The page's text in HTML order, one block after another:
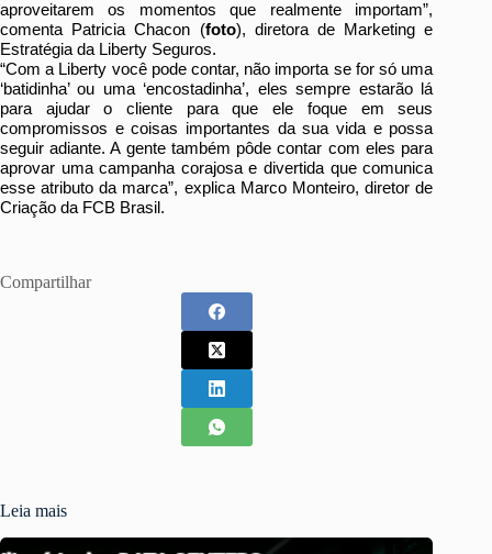
aproveitarem os momentos que realmente importam”,
comenta Patricia Chacon (foto), diretora de Marketing e
Estratégia da Liberty Seguros.
“Com a Liberty você pode contar, não importa se for só uma
‘batidinha’ ou uma ‘encostadinha’, eles sempre estarão lá
para ajudar o cliente para que ele foque em seus
compromissos e coisas importantes da sua vida e possa
seguir adiante. A gente também pôde contar com eles para
aprovar uma campanha corajosa e divertida que comunica
esse atributo da marca”, explica Marco Monteiro, diretor de
Criação da FCB Brasil.
Compartilhar
Leia mais